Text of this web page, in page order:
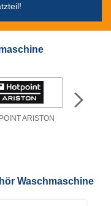
ARISTON
Waschmaschine